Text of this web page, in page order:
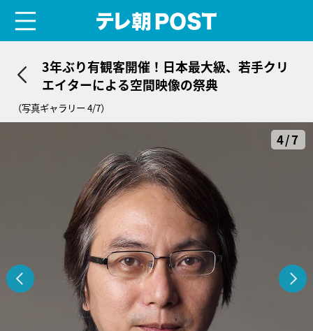
3年ぶり有観客開催！日本最大級、若手クリ
エイターによる空間映像の祭典
（写真ギャラリー 4/7）
4/7